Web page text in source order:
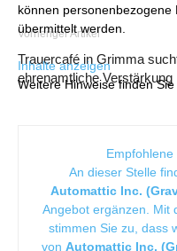
können
übermittelt werden.
Inhalte anzeigen
Weitere Hinweise finden
Vorheriger Artikel
Trauercafé in Grimma
ehrenamtliche Verstärkung
An dieser Stelle
Automattic Inc.
Angebot ergänzen. Mit
stimmen Sie zu, dass
von Automattic Inc.